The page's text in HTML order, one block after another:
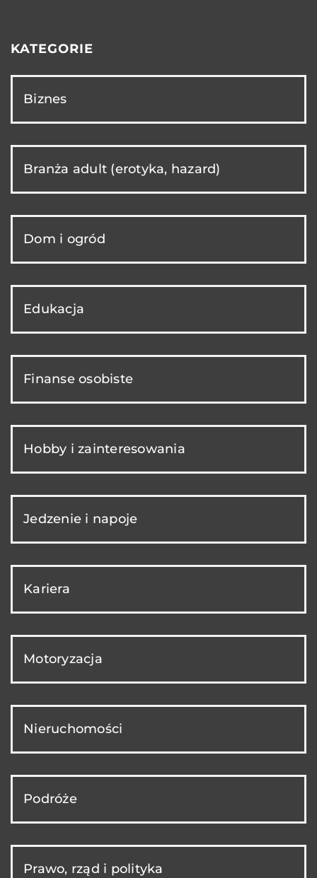
KATEGORIE
Biznes
Branża adult (erotyka, hazard)
Dom i ogród
Edukacja
Finanse osobiste
Hobby i zainteresowania
Jedzenie i napoje
Kariera
Motoryzacja
Nieruchomości
Podróże
Prawo, rząd i polityka